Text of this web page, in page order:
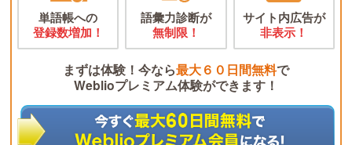
単語帳への
登録数増加！
語彙力診断が
無制限！
サイト内広告が
非表示！
まずは体験！今なら最大６０日間無料で
Weblioプレミアム体験ができます！